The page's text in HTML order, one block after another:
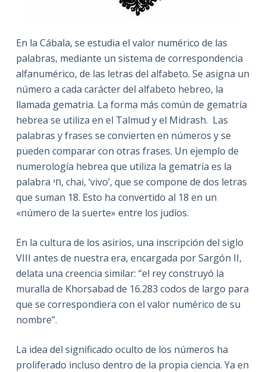
En la Cábala, se estudia el valor numérico de las
palabras, mediante un sistema de correspondencia
alfanumérico, de las letras del alfabeto. Se asigna un
número a cada carácter del alfabeto hebreo, la
llamada gematria. La forma más común de gematría
hebrea se utiliza en el Talmud y el Midrash. Las
palabras y frases se convierten en números y se
pueden comparar con otras frases. Un ejemplo de
numerología hebrea que utiliza la gematría es la
palabra חי, chai, ‘vivo’, que se compone de dos letras
que suman 18. Esto ha convertido al 18 en un
«número de la suerte» entre los judíos.
En la cultura de los asirios, una inscripción del siglo
VIII antes de nuestra era, encargada por Sargón II,
delata una creencia similar: “el rey construyó la
muralla de Khorsabad de 16.283 codos de largo para
que se correspondiera con el valor numérico de su
nombre”.
La idea del significado oculto de los números ha
proliferado incluso dentro de la propia ciencia. Ya en